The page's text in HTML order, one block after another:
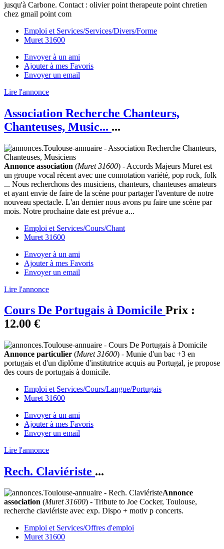
jusqu'à Carbone. Contact : olivier point therapeute point chretien
chez gmail point com
Emploi et Services/Services/Divers/Forme
Muret 31600
Envoyer à un ami
Ajouter à mes Favoris
Envoyer un email
Lire l'annonce
Association Recherche Chanteurs,
Chanteuses, Music... ...
Annonce association (Muret 31600) - Accords Majeurs Muret est
un groupe vocal récent avec une connotation variété, pop rock, folk
... Nous recherchons des musiciens, chanteurs, chanteuses amateurs
et ayant envie de faire de la scène pour partager l'aventure de notre
nouveau spectacle. L'an dernier nous avons pu faire une scène par
mois. Notre prochaine date est prévue a...
Emploi et Services/Cours/Chant
Muret 31600
Envoyer à un ami
Ajouter à mes Favoris
Envoyer un email
Lire l'annonce
Cours De Portugais à Domicile Prix :
12.00 €
Annonce particulier (Muret 31600) - Munie d'un bac +3 en
portugais et d'un diplôme d'institutrice acquis au Portugal, je propose
des cours de portugais à domicile.
Emploi et Services/Cours/Langue/Portugais
Muret 31600
Envoyer à un ami
Ajouter à mes Favoris
Envoyer un email
Lire l'annonce
Rech. Claviériste ...
Annonce
association (Muret 31600) - Tribute to Joe Cocker, Toulouse,
recherche claviériste avec exp. Dispo + motiv p concerts.
Emploi et Services/Offres d'emploi
Muret 31600